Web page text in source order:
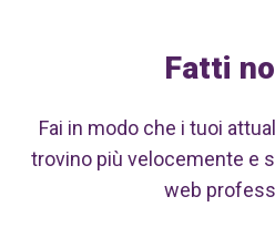
Fatti
Fai in modo che i tuoi
trovino più velocemente e
web